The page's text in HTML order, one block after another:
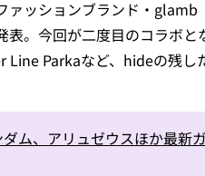
ァッションブランド・glamb
。今回が二度目のコラボ
Parkaなど、hideの残し
ム、アリュゼウスほか最新